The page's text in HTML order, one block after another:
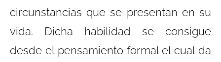
circunstancias que se presentan en su
vida. Dicha habilidad se consigue
desde el pensamiento formal el cual da